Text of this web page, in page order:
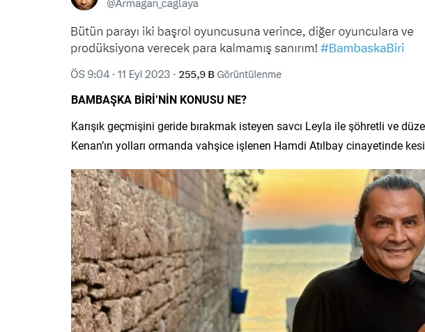
BAMBAŞKA BİRİ’NİN KONUSU NE?
Karışık geçmişini geride bırakmak isteyen savcı Leyla ile şöhretli ve
Kenan’ın yolları ormanda vahşice işlenen Hamdi Atılbay cinayetinde